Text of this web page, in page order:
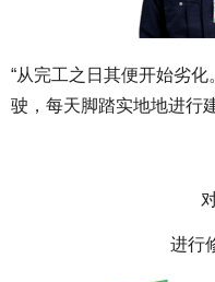
“从完工之日其便开始劣
驶，每天脚踏实地地进行
进行